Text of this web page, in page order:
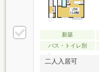
新築
バス・トイレ別
二人入居可